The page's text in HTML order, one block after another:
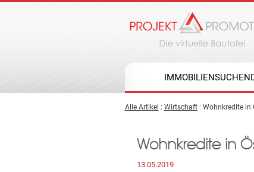
Alle Artikel : Wirtschaft: Wohnkredite in
Wohnkredite in
13.05.2019